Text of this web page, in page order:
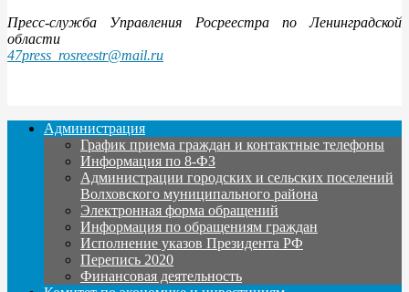
Пресс-служба Управления Росреестра по Ленинградской
области
47press_rosreestr@mail.ru
Администрация
График приема граждан и контактные телефоны
Информация по 8-ФЗ
Администрации городских и сельских поселений
Волховского муниципального района
Электронная форма обращений
Информация по обращениям граждан
Исполнение указов Президента РФ
Перепись 2020
Финансовая деятельность